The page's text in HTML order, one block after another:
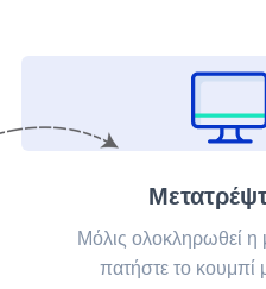
Μόλις ολοκληρωθεί
πατήστε το κουμπί